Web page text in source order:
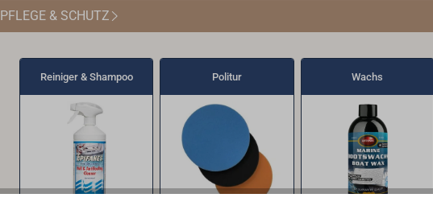
PFLEGE & SCHUTZ
Reiniger & Shampoo Politur Wachs